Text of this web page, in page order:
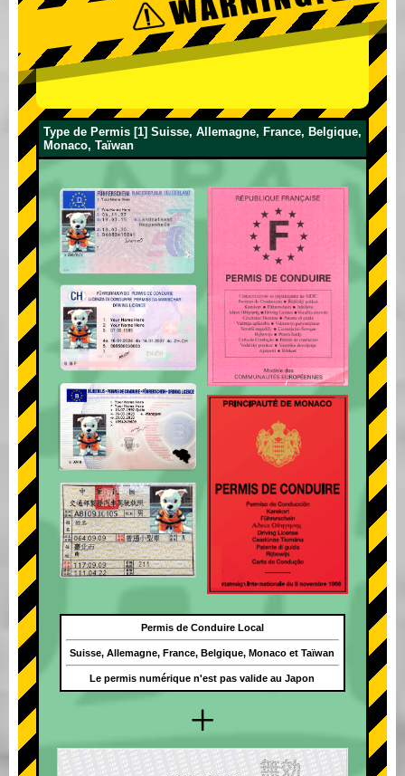
Type de Permis [1] Suisse, Allemagne, France, Belgique,
Monaco, Taïwan
+
Permis de Conduire Local
Suisse, Allemagne, France, Belgique, Monaco et Taïwan
Le permis numérique n'est pas valide au Japon